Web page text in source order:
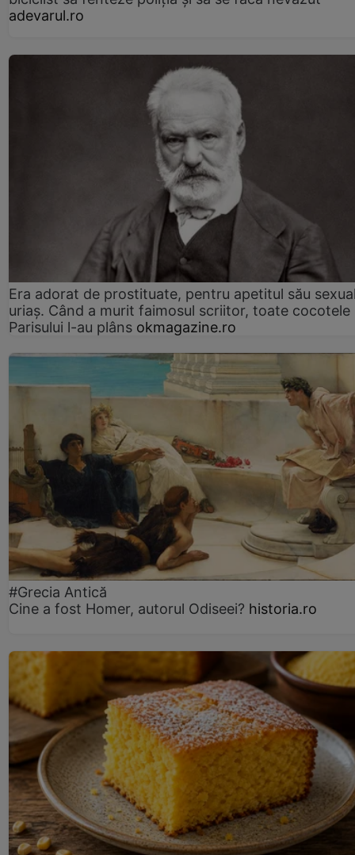
adevarul.ro
Era adorat de prostituate, pentru apetitul său
uriaș. Când a murit faimosul scriitor, toate cocotele
Parisului l-au plâns okmagazine.ro
#Grecia Antică
Cine a fost Homer, autorul Odiseei? historia.ro